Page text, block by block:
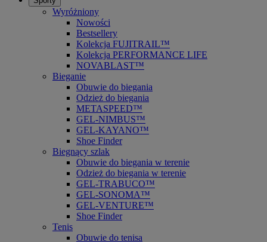
Wyróżniony
Nowości
Bestsellery
Kolekcja FUJITRAIL™
Kolekcja PERFORMANCE LIFE
NOVABLAST™
Bieganie
Obuwie do biegania
Odzież do biegania
METASPEED™
GEL-NIMBUS™
GEL-KAYANO™
Shoe Finder
Biegnący szlak
Obuwie do biegania w terenie
Odzież do biegania w terenie
GEL-TRABUCO™
GEL-SONOMA™
GEL-VENTURE™
Shoe Finder
Tenis
Obuwie do tenisa